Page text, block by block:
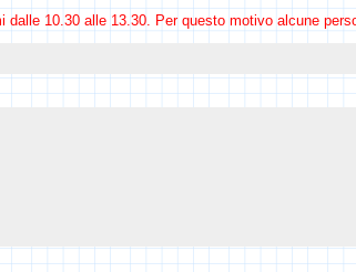
10.30 alle 13.30. Per questo motivo alcune